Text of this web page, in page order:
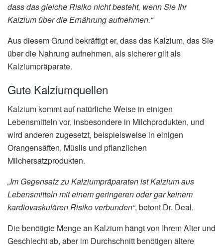
dass das gleiche Risiko nicht besteht, wenn Sie Ihr
Kalzium über die Ernährung aufnehmen.“
Aus diesem Grund bekräftigt er, dass das Kalzium, das Sie
über die Nahrung aufnehmen, als sicherer gilt als
Kalziumpräparate.
Gute Kalziumquellen
Kalzium kommt auf natürliche Weise in einigen
Lebensmitteln vor, insbesondere in Milchprodukten, und
wird anderen zugesetzt, beispielsweise in einigen
Orangensäften, Müslis und pflanzlichen
Milchersatzprodukten.
„Im Gegensatz zu Kalziumpräparaten ist Kalzium aus
Lebensmitteln mit einem geringeren oder gar keinem
kardiovaskulären Risiko verbunden“, betont Dr. Deal.
Die benötigte Menge an Kalzium hängt von Ihrem Alter und
Geschlecht ab, aber im Durchschnitt benötigen ältere